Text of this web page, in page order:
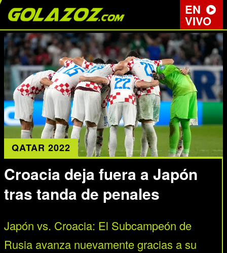
EN
VIVO
QATAR 2022
Croacia deja fuera a Japón
tras tanda de penales
Japón vs. Croacia: El Subcampeón de
Rusia avanza nuevamente gracias a su